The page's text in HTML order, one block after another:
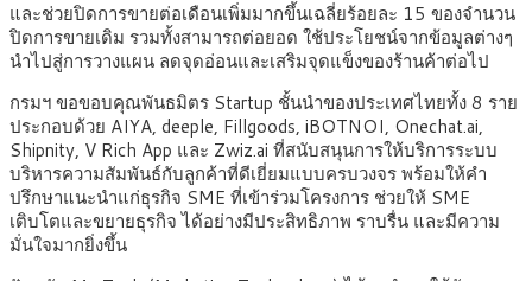
และช่วยปิดการขายต่อเดือนเพิ่มมากขึ้นเฉลี่ยร้อยละ 15 ของจำนวน
ปิดการขายเดิม รวมทั้งสามารถต่อยอด ใช้ประโยชน์จากข้อมูลต่างๆ
นำไปสู่การวางแผน ลดจุดอ่อนและเสริมจุดแข็งของร้านค้าต่อไป
กรมฯ ขอขอบคุณพันธมิตร Startup ชั้นนำของประเทศไทยทั้ง 8 ราย
ประกอบด้วย AIYA, deeple, Fillgoods, iBOTNOI, Onechat.ai,
Shipnity, V Rich App และ Zwiz.ai ที่สนับสนุนการให้บริการระบบ
บริหารความสัมพันธ์กับลูกค้าที่ดีเยี่ยมแบบครบวงจร พร้อมให้คำ
ปรึกษาแนะนำแก่ธุรกิจ SME ที่เข้าร่วมโครงการ ช่วยให้ SME
เติบโตและขยายธุรกิจ ได้อย่างมีประสิทธิภาพ ราบรื่น และมีความ
มั่นใจมากยิ่งขึ้น